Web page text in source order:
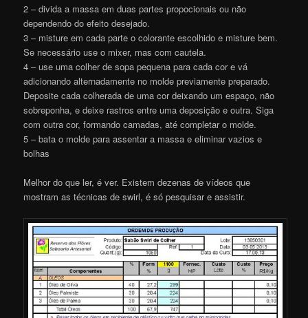
2 – divida a massa em duas partes propocionais ou não
dependendo do efeito desejado.
3 – misture em cada parte o colorante escolhido e misture bem.
Se necessário use o mixer, mas com cautela.
4 – use uma colher de sopa pequena para cada cor e vá
adicionando alternadamente no molde previamente preparado.
Deposite cada colherada de uma cor deixando um espaço, não
sobreponha, e deixe rastros entre uma deposição e outra. Siga
com outra cor, formando camadas, até completar o molde.
5 – bata o molde para assentar a massa e eliminar vazios e
bolhas
Melhor do que ler, é ver. Existem dezenas de vídeos que
mostram as técnicas de swirl, é só pesquisar e assistir.